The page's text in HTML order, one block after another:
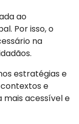
ao
Por isso, o
na
estratégias e
e
acessível e